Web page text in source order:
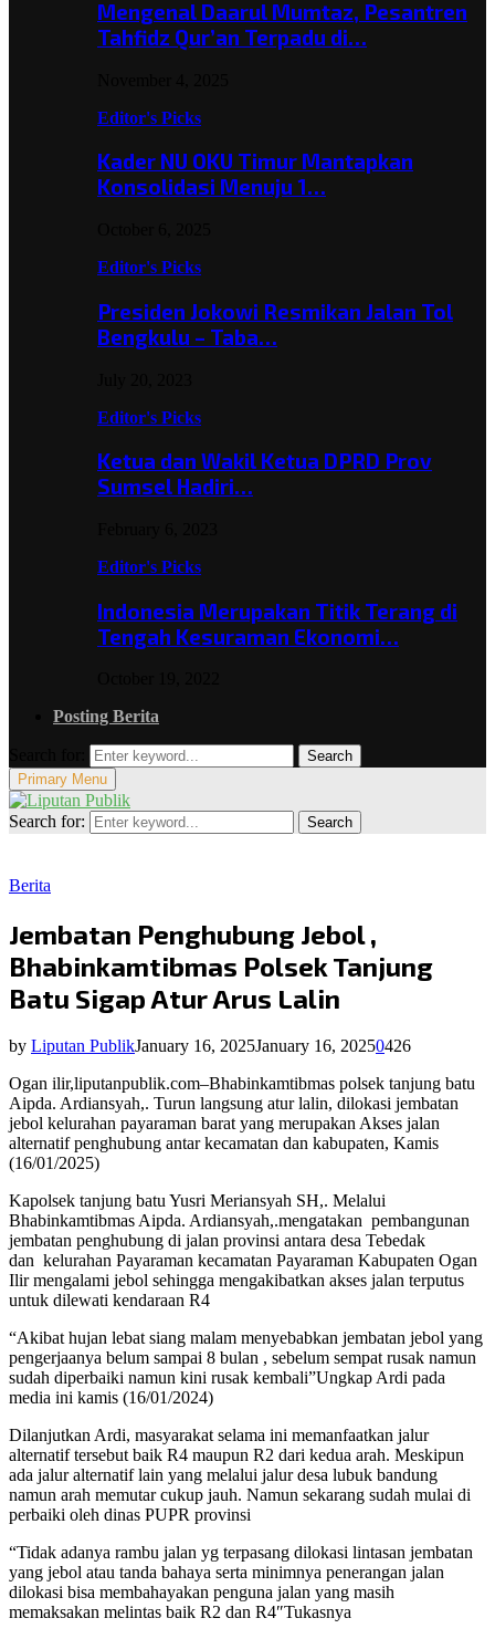
Mengenal Daarul Mumtaz, Pesantren
Tahfidz Qur’an Terpadu di…
Editor's Picks
Kader NU OKU Timur Mantapkan
Konsolidasi Menuju 1…
Editor's Picks
Presiden Jokowi Resmikan Jalan Tol
Bengkulu – Taba…
Editor's Picks
Ketua dan Wakil Ketua DPRD Prov
Sumsel Hadiri…
Editor's Picks
Indonesia Merupakan Titik Terang di
Tengah Kesuraman Ekonomi…
Posting Berita
Search
Primary Menu
Search for: Search
Berita
Jembatan Penghubung Jebol ,
Bhabinkamtibmas Polsek Tanjung
Batu Sigap Atur Arus Lalin
by Liputan PublikJanuary 16, 2025January 16, 20250426
Ogan ilir,liputanpublik.com–Bhabinkamtibmas polsek tanjung batu
Aipda. Ardiansyah,. Turun langsung atur lalin, dilokasi jembatan
jebol kelurahan payaraman barat yang merupakan Akses jalan
alternatif penghubung antar kecamatan dan kabupaten, Kamis
(16/01/2025)
Kapolsek tanjung batu Yusri Meriansyah SH,. Melalui
Bhabinkamtibmas Aipda. Ardiansyah,.mengatakan pembangunan
jembatan penghubung di jalan provinsi antara desa Tebedak
dan kelurahan Payaraman kecamatan Payaraman Kabupaten Ogan
Ilir mengalami jebol sehingga mengakibatkan akses jalan terputus
untuk dilewati kendaraan R4
“Akibat hujan lebat siang malam menyebabkan jembatan jebol yang
pengerjaanya belum sampai 8 bulan , sebelum sempat rusak namun
sudah diperbaiki namun kini rusak kembali”Ungkap Ardi pada
media ini kamis (16/01/2024)
Dilanjutkan Ardi, masyarakat selama ini memanfaatkan jalur
alternatif tersebut baik R4 maupun R2 dari kedua arah. Meskipun
ada jalur alternatif lain yang melalui jalur desa lubuk bandung
namun arah memutar cukup jauh. Namun sekarang sudah mulai di
perbaiki oleh dinas PUPR provinsi
“Tidak adanya rambu jalan yg terpasang dilokasi lintasan jembatan
yang jebol atau tanda bahaya serta minimnya penerangan jalan
dilokasi bisa membahayakan penguna jalan yang masih
memaksakan melintas baik R2 dan R4″Tukasnya